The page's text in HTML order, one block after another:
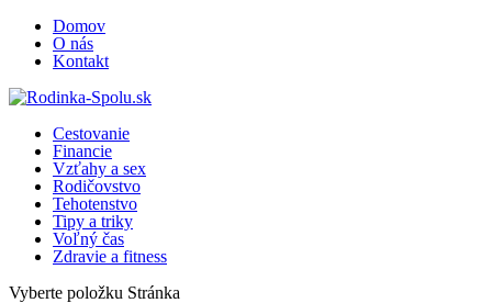
Domov
O nás
Kontakt
Cestovanie
Financie
Vzťahy a sex
Rodičovstvo
Tehotenstvo
Tipy a triky
Voľný čas
Zdravie a fitness
Vyberte položku Stránka